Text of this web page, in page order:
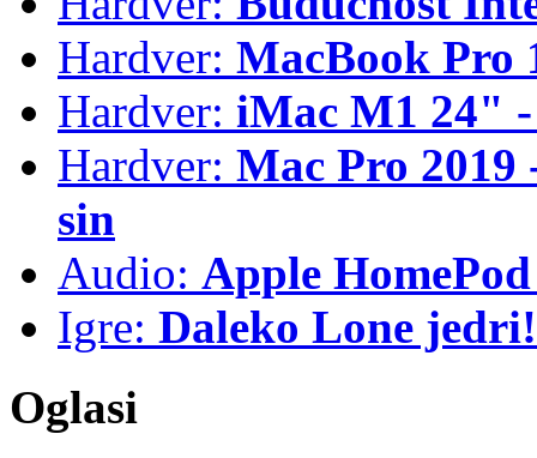
Hardver: MacBook Pro
Hardver: iMac M1 24"
Hardver: Mac Pro
sin
Audio: Apple
Igre: Daleko Lone jedri!
Oglasi